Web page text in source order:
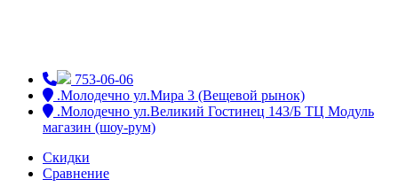
753-06-06
.Молодечно ул.Мира 3 (Вещевой рынок)
.Молодечно ул.Великий Гостинец 143/Б ТЦ Модуль
магазин (шоу-рум)
Скидки
Сравнение